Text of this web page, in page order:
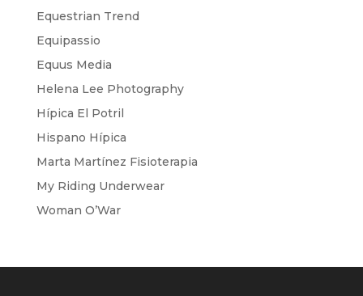
Equestrian Trend
Equipassio
Equus Media
Helena Lee Photography
Hípica El Potril
Hispano Hípica
Marta Martínez Fisioterapia
My Riding Underwear
Woman O’War